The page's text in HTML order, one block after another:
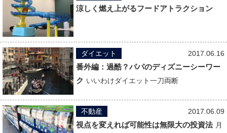
涼しく燃え上がるフードアトラクション
2017.06.16
ダイエット
番外編：過酷？パパのディズニーシーワー
ク いいわけダイエット一刀両断
2017.06.09
不動産
視点を変えれば可能性は無限大の投資法 月